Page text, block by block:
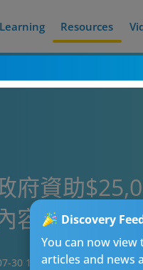
Learning Resources
Discovery
You can now view
articles and news
府資助
容+學費+要
30 16:05